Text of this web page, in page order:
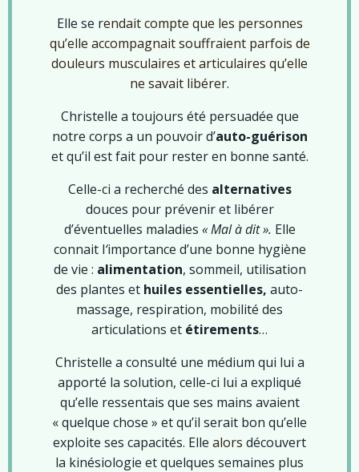
Elle se rendait compte que les personnes
qu’elle accompagnait souffraient parfois de
douleurs musculaires et articulaires qu’elle
ne savait libérer.
Christelle a toujours été persuadée que
notre corps a un pouvoir d’auto-guérison
et qu’il est fait pour rester en bonne santé.
Celle-ci a recherché des alternatives
douces pour prévenir et libérer
d’éventuelles maladies « Mal à dit ». Elle
connait l‘importance d’une bonne hygiène
de vie : alimentation, sommeil, utilisation
des plantes et huiles essentielles, auto-
massage, respiration, mobilité des
articulations et étirements…
Christelle a consulté une médium qui lui a
apporté la solution, celle-ci lui a expliqué
qu’elle ressentais que ses mains avaient
« quelque chose » et qu’il serait bon qu’elle
exploite ses capacités. Elle alors découvert
la kinésiologie et quelques semaines plus